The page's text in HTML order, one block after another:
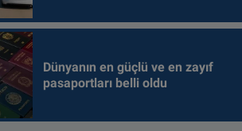
Dünyanın en güçlü ve en zayıf
pasaportları belli oldu